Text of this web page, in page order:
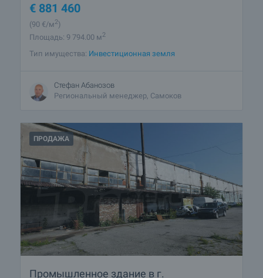
€ 881 460
(90 €/м2)
Площадь: 9 794.00 м2
Тип имущества: Инвестиционная земля
Стефан Абанозов
Региональный менеджер, Самоков
ПРОДАЖА
Промышленное здание в г.